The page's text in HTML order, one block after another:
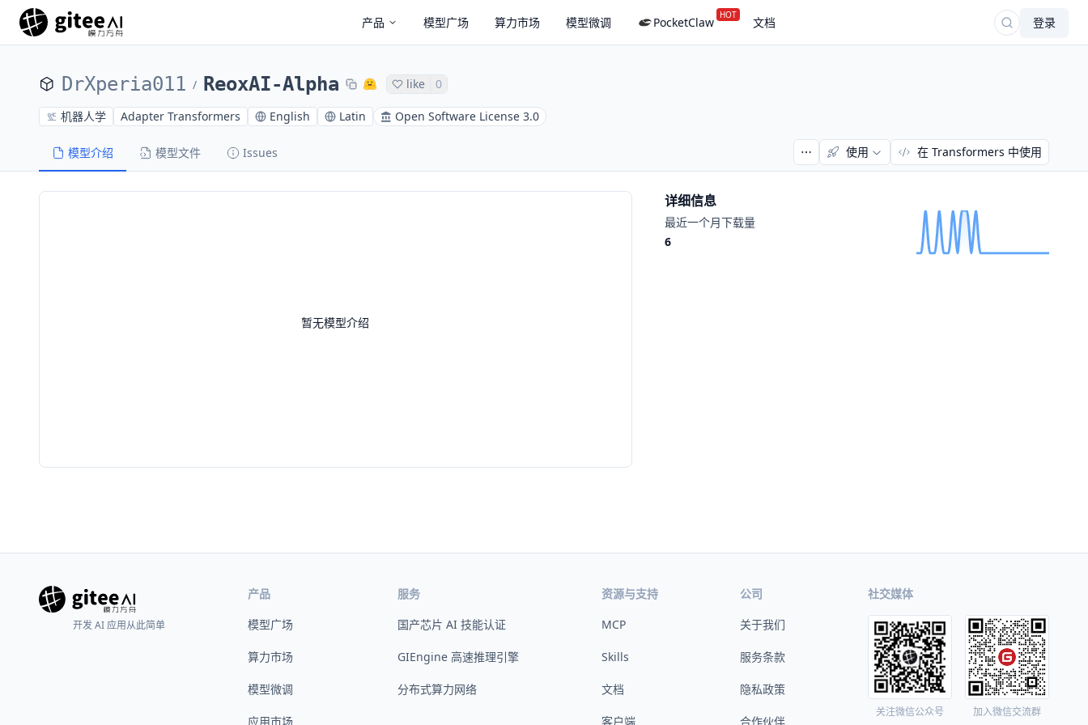
产品 模型广场 算力市场 模型微调 PocketClaw HOT 文档 登录
DrXperia011 / ReoxAI-Alpha like 0
机器人学 Adapter Transformers English Latin Open Software License 3.0
模型介绍 模型文件 Issues 使用 在 Transformers 中使用
暂无模型介绍
详细信息
最近一个月下载量
6
开发 AI 应用从此简单
产品
模型广场
算力市场
模型微调
应用市场
服务
国产芯片 AI 技能认证
GIEngine 高速推理引擎
分布式算力网络
资源与支持
MCP
Skills
文档
客户端
公司
关于我们
服务条款
隐私政策
合作伙伴
社交媒体
关注微信公众号 加入微信交流群